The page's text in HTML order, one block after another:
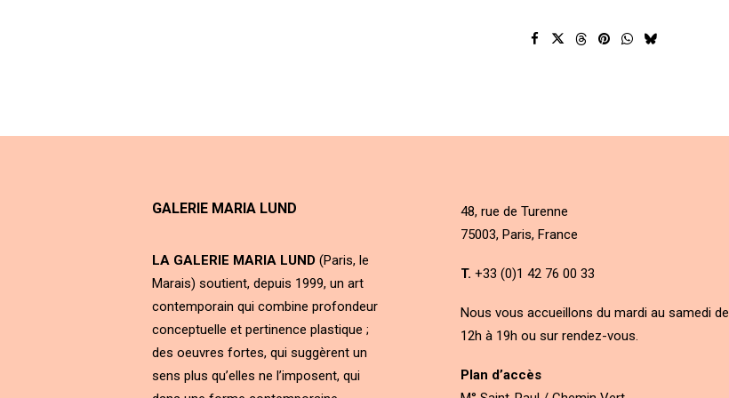
GALERIE MARIA LUND
LA GALERIE MARIA LUND (Paris, le
Marais) soutient, depuis 1999, un art
contemporain qui combine profondeur
conceptuelle et pertinence plastique ;
des oeuvres fortes, qui suggèrent un
sens plus qu’elles ne l’imposent, qui
48, rue de Turenne
75003, Paris, France
T. +33 (0)1 42 76 00 33
Nous vous accueillons du mardi au samedi de
12h à 19h ou sur rendez-vous.
Plan d’accès